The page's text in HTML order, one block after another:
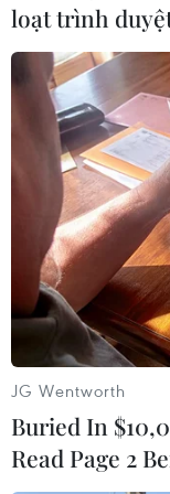
#Quỹ 1MDB
#Cựu Thủ tướng
Theo dõi
loạt trình
JG Wentworth
Buried In
Read Page 2